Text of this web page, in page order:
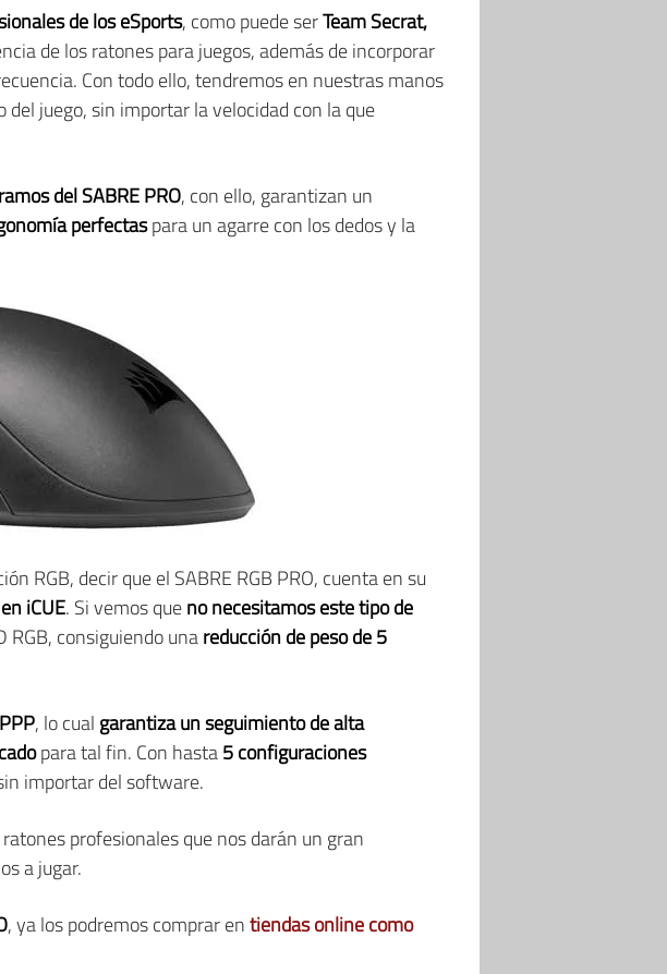
de los eSports, como puede serTeam Secrat,
de los ratones para juegos, además de incorporar
Con todo ello, tendremos en nuestras manos
juego, sin importar la velocidad con la que
del SABRE PRO, con ello, garantizan un
perfectaspara un agarre con los dedos y la
RGB, decir que el SABRE RGB PRO, cuenta en su
iCUE. Si vemos queno necesitamos este tipo de
RGB, consiguiendo unareducción de peso de 5
, lo cual garantiza un seguimiento de alta
para tal fin. Con hasta5 configuraciones
importar del software.
profesionales que nos darán un gran
a jugar.
, ya los podremos comprar entiendas online como